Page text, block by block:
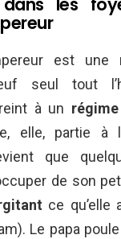
est une
seul tout
à un
elle, partie à
que
de son
ce qu’elle
Le papa